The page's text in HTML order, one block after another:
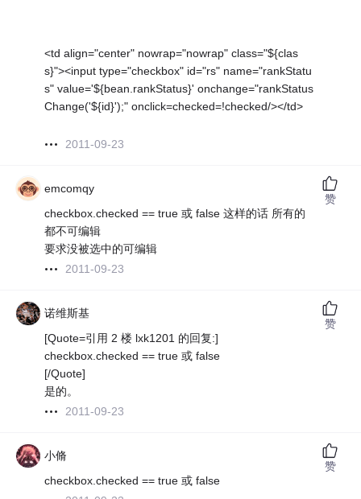
<td align="center" nowrap="nowrap" class="${clas
s}"><input type="checkbox" id="rs" name="rankStatu
s" value='${bean.rankStatus}' onchange="rankStatus
Change('${id}');" onclick=checked=!checked/></td>
2011-09-23
emcomqy
checkbox.checked == true 或 false 这样的话 所有的
都不可编辑
要求没被选中的可编辑
2011-09-23
赞
诺维斯基
[Quote=引用 2 楼 lxk1201 的回复:]
checkbox.checked == true 或 false
[/Quote]
是的。
2011-09-23
赞
小脩
checkbox.checked == true 或 false
赞